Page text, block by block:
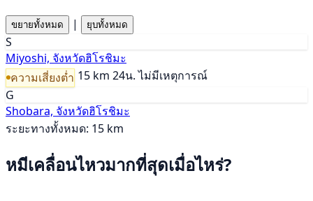
ขยายทั้งหมด | ยุบทั้งหมด
S
Miyoshi, จังหวัดฮิโรชิมะ
ความเสี่ยงต่ำ 15 km 24น. ไม่มีเหตุการณ์
G
Shobara, จังหวัดฮิโรชิมะ
ระยะทางทั้งหมด: 15 km
หมีเคลื่อนไหวมากที่สุดเมื่อไหร่?